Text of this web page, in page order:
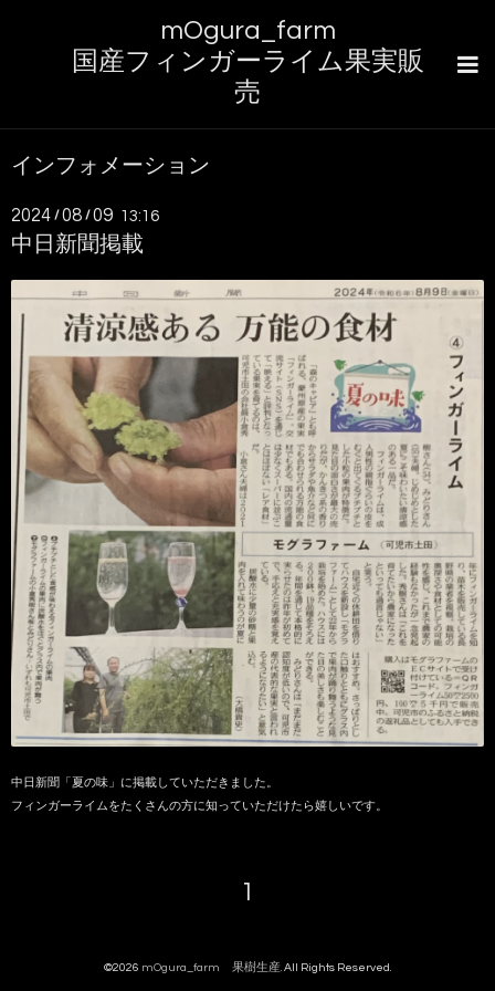
mOgura_farm
国産フィンガーライム果実販
売
インフォメーション
2024 /08 /09 13:16
中日新聞掲載
中日新聞「夏の味」に掲載していただきました。
フィンガーライムをたくさんの方に知っていただけたら嬉しいです。
1
©2026 mOgura_farm 果樹生産 . All Rights Reserved.